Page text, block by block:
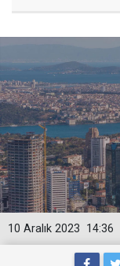
14:36
10 Aralık 2023